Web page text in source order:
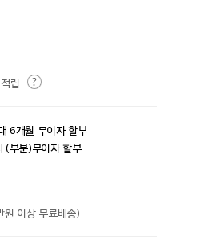
립
6개월 무이자 할부
(부분)무이자 할부
이상 무료배송)